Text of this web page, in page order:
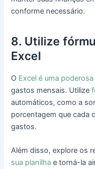
conforme necessário.
8. Utilize
Excel
O Excel é uma
gastos mensais. Utilize
automáticos, como a
porcentagem que cada
gastos.
Além disso, explore os
sua planilha e torná-la